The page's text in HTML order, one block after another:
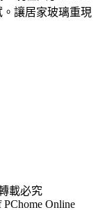
讓居家玻璃重現
載必究
PChome Online